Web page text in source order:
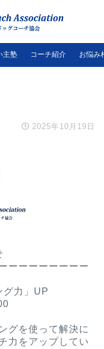
主塾 コーチ紹介 お悩み
2025年10月19日
ーーーーーーーー
グ力」UP
グを使って解決に
力をアップしてい